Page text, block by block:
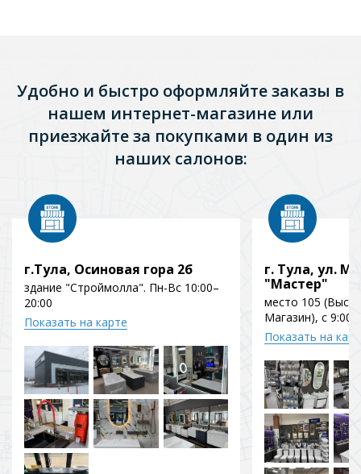
Удобно и быстро оформляйте заказы в
нашем интернет-магазине или
приезжайте за покупками в один из
наших салонов:
г.Тула, Осиновая гора 2б
здание "Строймолла". Пн-Вс 10:00–
20:00
Показать на карте
г. Тула, ул.
"Мастер"
место 105
Магазин), с 9:00
Показать на